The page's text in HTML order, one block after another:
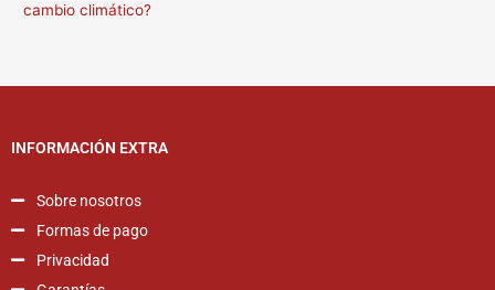
cambio climático?
INFORMACIÓN EXTRA
Sobre nosotros
Formas de pago
Privacidad